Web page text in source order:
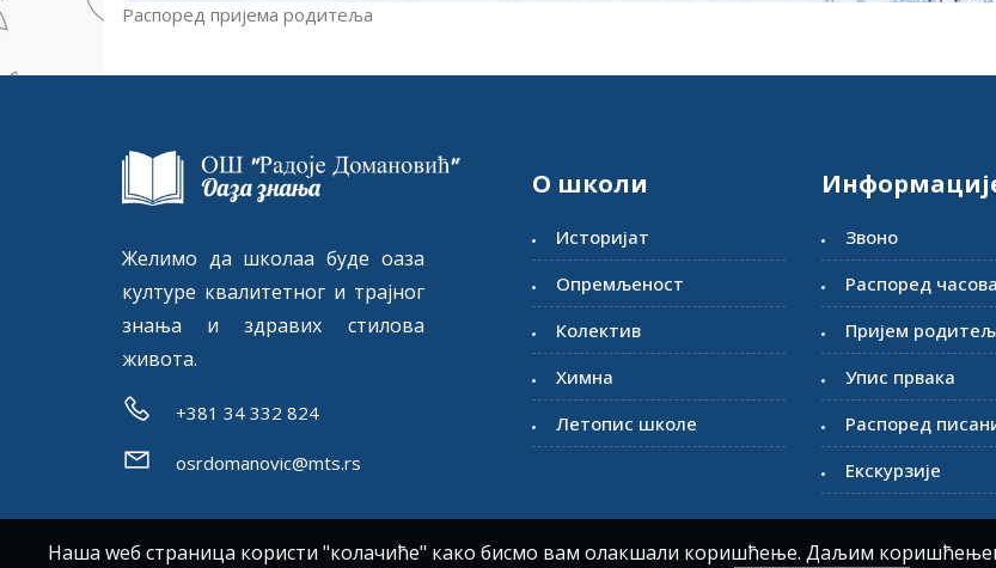
Распоред пријема родитеља
Желимо да школаа буде оаза
културе квалитетног и трајног
знања и здравих стилова
живота.
+381 34 332 824
osrdomanovic@mts.rs
О школи
Историјат
Опремљеност
Колектив
Химна
Летопис школе
Звоно
Распоред часова
Пријем
Упис првака
Распоред
Екскурзије
Наша wеб страница користи "колачиће" како бисмо вам олакшали коришћење. Даљим